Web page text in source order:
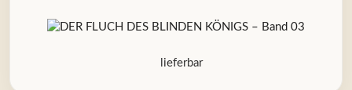
lieferbar